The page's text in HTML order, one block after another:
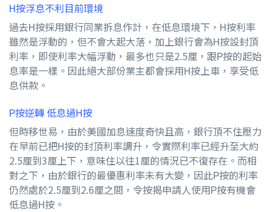
H按浮息不利目前環境
過去H按採用銀行同業拆息作計，在低息環境下，H按利率
雖然是浮動的，但不會大起大落，加上銀行會為H按設封頂
利率，即使利率大幅浮動，最多也只是2.5厘，跟P按的起始
息率是一樣。因此絕大部份業主都會採用H按上車，享受低
息供款。
P按逆轉 低息過H按
但時移世易，由於美國加息速度奇快且高，銀行頂不住壓力
在早前已把H按的封頂利率調升，令實際利率已經升至大約
2.5厘到3厘上下，意味住以往1厘的情況已不復存在。而相
對之下，由於銀行的最優惠利率未有大變，因此P按的利率
仍然處於2.5厘到2.6厘之間，令按揭申請人使用P按有機會
低息過H按。